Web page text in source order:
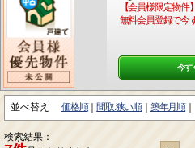
【会員様限定物件】
無料会員登録で今
今す
並べ替え 価格順 間取:狭い順 築年月順
検索結果：